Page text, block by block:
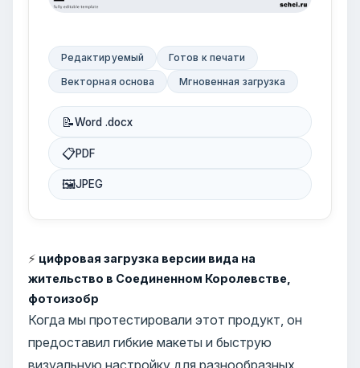
Редактируемый
Готов к печати
Векторная основа
Мгновенная загрузка
📝Word .docx
📋PDF
🖼JPEG
⚡ цифровая загрузка версии вида на
жительство в Соединенном Королевстве,
фотоизобр
Когда мы протестировали этот продукт, он
предоставил гибкие макеты и быструю
визуальную настройку для разнообразных